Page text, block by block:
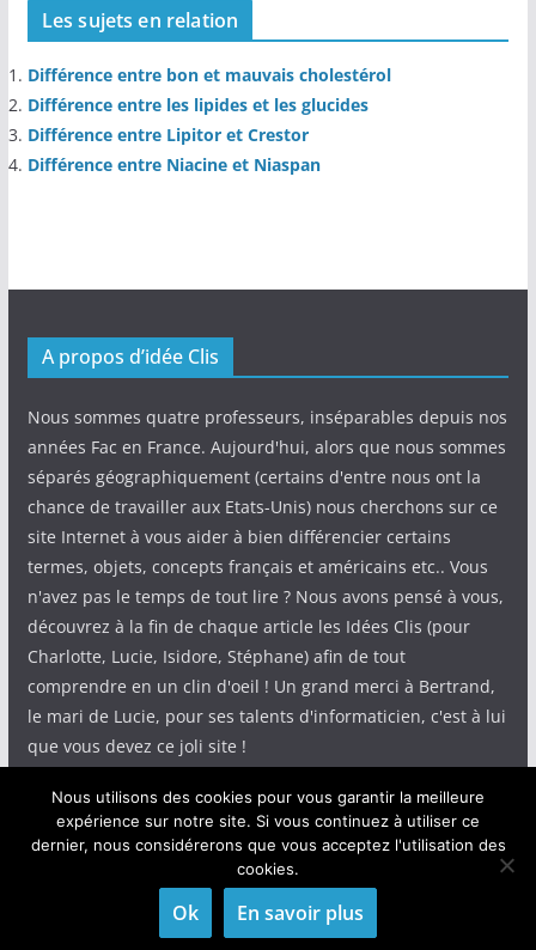
Les sujets en relation
Différence entre bon et mauvais cholestérol
Différence entre les lipides et les glucides
Différence entre Lipitor et Crestor
Différence entre Niacine et Niaspan
A propos d’idée Clis
Nous sommes quatre professeurs, inséparables depuis nos
années Fac en France. Aujourd'hui, alors que nous sommes
séparés géographiquement (certains d'entre nous ont la
chance de travailler aux Etats-Unis) nous cherchons sur ce
site Internet à vous aider à bien différencier certains
termes, objets, concepts français et américains etc.. Vous
n'avez pas le temps de tout lire ? Nous avons pensé à vous,
découvrez à la fin de chaque article les Idées Clis (pour
Charlotte, Lucie, Isidore, Stéphane) afin de tout
comprendre en un clin d'oeil ! Un grand merci à Bertrand,
le mari de Lucie, pour ses talents d'informaticien, c'est à lui
que vous devez ce joli site !
IdeeClis. Tous droits réservés.
par ThemeGrill. Propulsé par
Nous utilisons des cookies pour vous garantir la meilleure
expérience sur notre site. Si vous continuez à utiliser ce
dernier, nous considérerons que vous acceptez l'utilisation des
cookies.
Ok En savoir plus